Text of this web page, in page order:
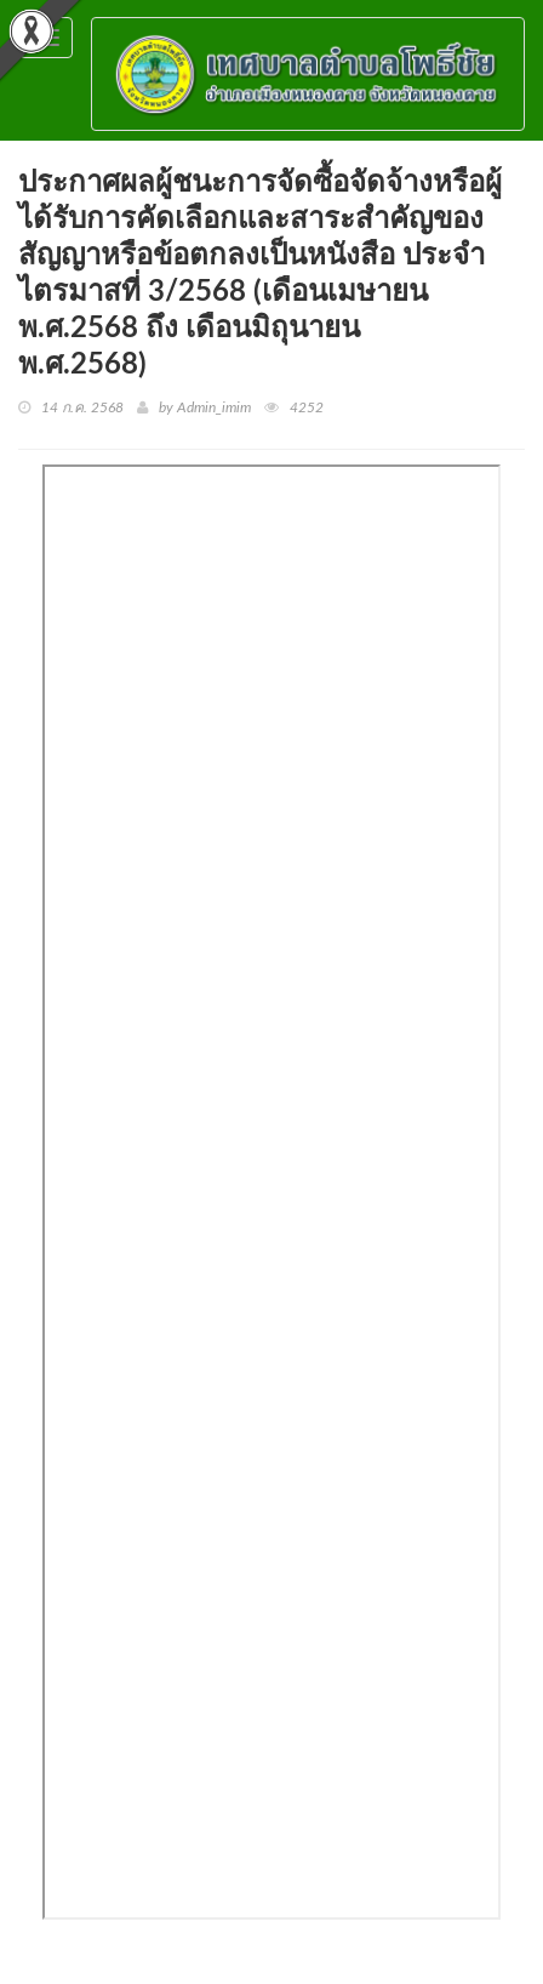
Toggle
navigation
ประกาศผลผู้ชนะการจัดซื้อจัดจ้างหรือผู้
ได้รับการคัดเลือกและสาระสำคัญของ
สัญญาหรือข้อตกลงเป็นหนังสือ ประจำ
ไตรมาสที่ 3/2568 (เดือนเมษายน
พ.ศ.2568 ถึง เดือนมิถุนายน
พ.ศ.2568)
14 ก.ค. 2568 by Admin_imim 4252